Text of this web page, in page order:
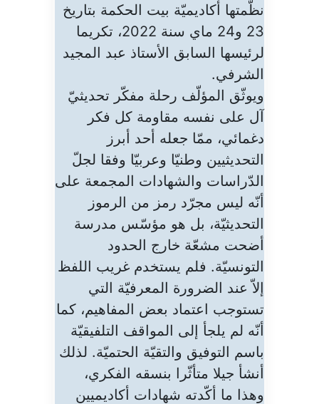
نظّمتها أكاديميّة بيت الحكمة بتاريخ
23 و24 ماي سنة 2022، تكريما
لرئيسها السابق الأستاذ عبد المجيد
الشرفي.
ويوثّق المؤلّف رحلة مفكّر تحديثيّ
آل على نفسه مقاومة كل فكر
دغمائي، ممّا جعله أحد أبرز
التحديثيين وطنيّا وعربيّا وفقا لجلّ
الدّراسات والشهادات المجمعة على
أنّه ليس مجرّد رمز من الرموز
التحديثيّة، بل هو مؤسّس مدرسة
أضحت مشعّة خارج الحدود
التونسيّة. فلم يستخدم غريب اللفظ
إلاّ عند الضرورة المعرفيّة التي
تستوجب اعتماد بعض المفاهيم، كما
أنّه لم يلجأ إلى المواقف التلفيقيّة
باسم التوفيق والتقيّة الحتميّة. لذلك
أنشأ جيلا متأثّرا بنسقه الفكري،
وهذا ما أكّدته شهادات أكاديميين